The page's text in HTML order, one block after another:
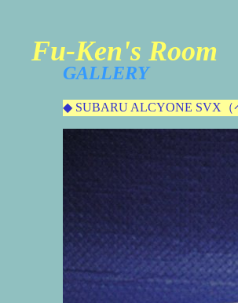
Fu-Ken's Room
GALLERY
◆ SUBARU ALCYONE SVX（